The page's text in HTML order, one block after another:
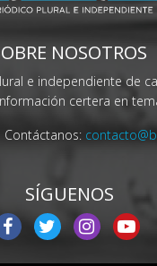
NOSOTROS
e independiente de
certera en
Contáctanos:
SÍGUENOS